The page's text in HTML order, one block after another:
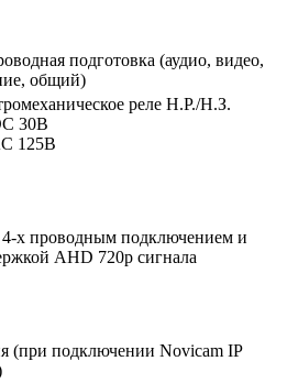
подготовка (аудио, видео,
общий)
реле Н.Р./Н.З.
30В
125В
4-х проводным подключением и
AHD 720p сигнала
(при подключении Novicam IP